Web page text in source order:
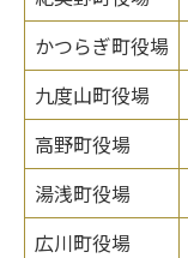
かつらぎ町役場
九度山町役場
高野町役場
湯浅町役場
広川町役場